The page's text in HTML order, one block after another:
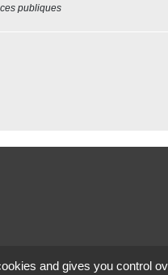
publiques
and gives you control